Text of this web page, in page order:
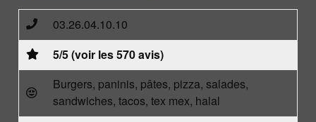
03.26.04.10.10
5/5 (voir les 570 avis)
Burgers, paninis, pâtes, pizza, salades,
sandwiches, tacos, tex mex, halal